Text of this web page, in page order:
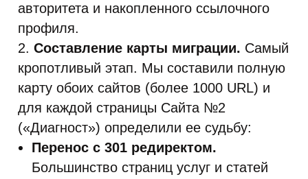
авторитета и накопленного ссылочного
профиля.
2. Составление карты миграции. Самый
кропотливый этап. Мы составили полную
карту обоих сайтов (более 1000 URL) и
для каждой страницы Сайта №2
(«Диагност») определили ее судьбу:
Перенос с 301 редиректом.
Большинство страниц услуг и статей